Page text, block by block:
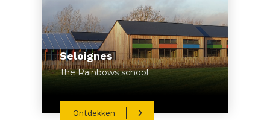
Seloignes
The Rainbows school
Ontdekken